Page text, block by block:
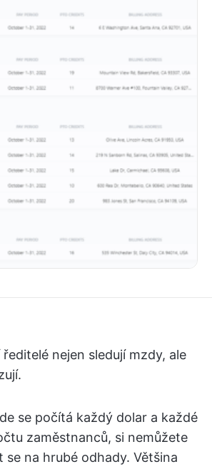
nejen sledují mzdy, ale
se počítá každý dolar a každé
zaměstnanců, si nemůžete
se na hrubé odhady. Většina